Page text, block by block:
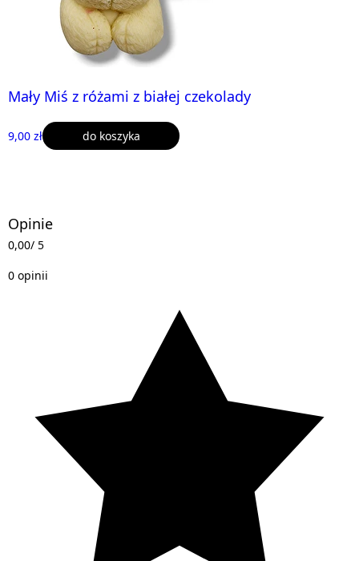
Mały Miś z różami z białej czekolady
9,00 zł do koszyka
Opinie
0,00/ 5
0 opinii